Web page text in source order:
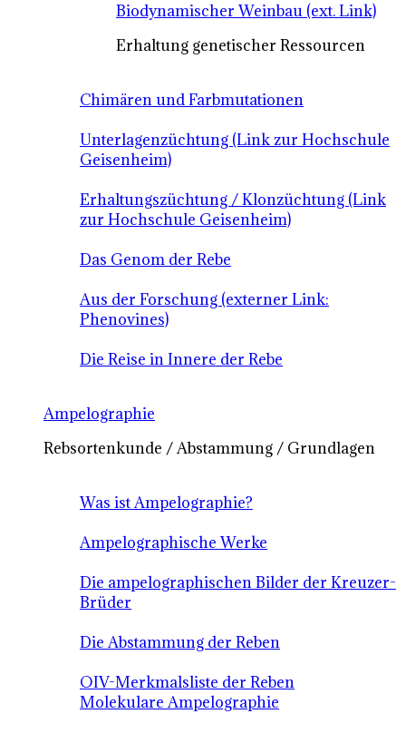
Biodynamischer Weinbau (ext. Link)
Erhaltung genetischer Ressourcen
Chimären und Farbmutationen
Unterlagenzüchtung (Link zur Hochschule
Geisenheim)
Erhaltungszüchtung / Klonzüchtung (Link
zur Hochschule Geisenheim)
Das Genom der Rebe
Aus der Forschung (externer Link:
Phenovines)
Die Reise in Innere der Rebe
Ampelographie
Rebsortenkunde / Abstammung / Grundlagen
Was ist Ampelographie?
Ampelographische Werke
Die ampelographischen Bilder der Kreuzer-
Brüder
Die Abstammung der Reben
OIV-Merkmalsliste der Reben
Molekulare Ampelographie